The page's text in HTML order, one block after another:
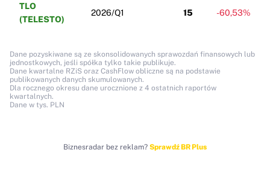
TLO
(TELESTO)
2026/Q1 15 -60,53%
Dane pozyskiwane są ze skonsolidowanych sprawozdań finansowych lub
jednostkowych, jeśli spółka tylko takie publikuje.
Dane kwartalne RZiS oraz CashFlow obliczne są na podstawie
publikowanych danych skumulowanych.
Dla rocznego okresu dane urocznione z 4 ostatnich raportów
kwartalnych.
Dane w tys. PLN
Biznesradar bez reklam? Sprawdź BR Plus